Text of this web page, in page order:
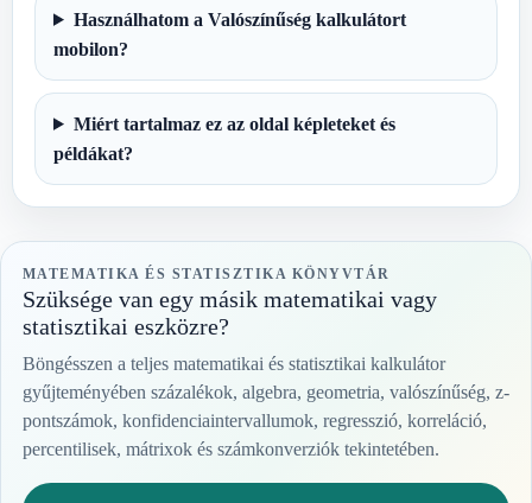
Használhatom a Valószínűség kalkulátort
mobilon?
Miért tartalmaz ez az oldal képleteket és
példákat?
MATEMATIKA ÉS STATISZTIKA KÖNYVTÁR
Szüksége van egy másik matematikai vagy
statisztikai eszközre?
Böngésszen a teljes matematikai és statisztikai kalkulátor
gyűjteményében százalékok, algebra, geometria, valószínűség, z-
pontszámok, konfidenciaintervallumok, regresszió, korreláció,
percentilisek, mátrixok és számkonverziók tekintetében.